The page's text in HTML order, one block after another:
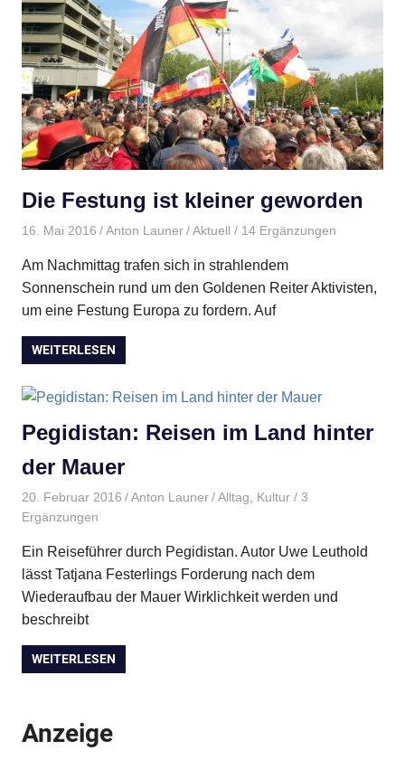
Die Festung ist kleiner geworden
16. Mai 2016 Anton Launer Aktuell / 14 Ergänzungen
Am Nachmittag trafen sich in strahlendem
Sonnenschein rund um den Goldenen Reiter Aktivisten,
um eine Festung Europa zu fordern. Auf
WEITERLESEN
Pegidistan: Reisen im Land hinter
der Mauer
20. Februar 2016 Anton Launer Alltag Kultur/ 3
Ergänzungen
Ein Reiseführer durch Pegidistan. Autor Uwe Leuthold
lässt Tatjana Festerlings Forderung nach dem
Wiederaufbau der Mauer Wirklichkeit werden und
beschreibt
WEITERLESEN
Anzeige